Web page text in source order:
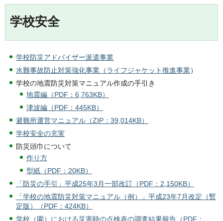
学校安全
学校防災アドバイザー派遣事業
水難事故防止対策強化事業 （ライフジャケット推進事業）
学校の地震防災対策マニュアル作成の手引き
地震編（PDF：6,763KB）
津波編（PDF：445KB）
避難所運営マニュアル（ZIP：39,014KB）
学校安全の充実
防災頭巾について
作り方
型紙（PDF：20KB）
「防災の手引」平成25年3月一部改訂（PDF：2,150KB）
「学校の地震防災対策マニュアル（例）」平成23年7月改定（暫
定版）（PDF：424KB）
学校（園）における災害時の点検表の調査結果報告（PDF：